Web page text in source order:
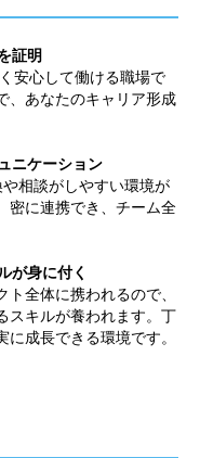
証明
安心して働ける職場で
、あなたのキャリア形成
ニケーション
相談がしやすい環境が
密に連携でき、チーム全
が身に付く
全体に携われるので、
スキルが養われます。丁
成長できる環境です。